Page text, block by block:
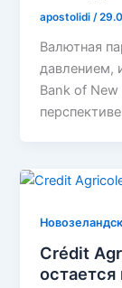
apostolidi /
Валютная
давлением,
Bank of New
Crédit